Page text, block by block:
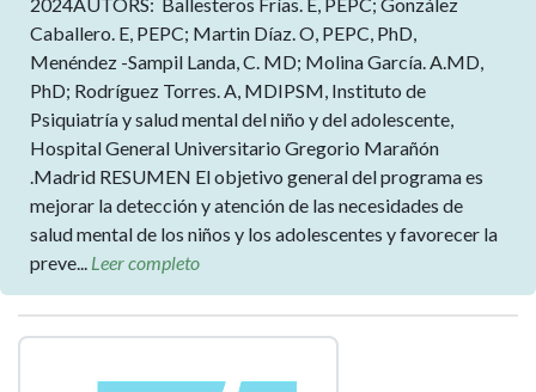
Caballero. E, PEPC; Martin Díaz. O, PEPC, PhD,
Menéndez -Sampil Landa, C. MD; Molina García. A.MD,
PhD; Rodríguez Torres. A, MDIPSM, Instituto de
Psiquiatría y salud mental del niño y del adolescente,
Hospital General Universitario Gregorio Marañón
.Madrid RESUMEN El objetivo general del programa es
mejorar la detección y atención de las necesidades de
salud mental de los niños y los adolescentes y favorecer la
preve... Leer completo